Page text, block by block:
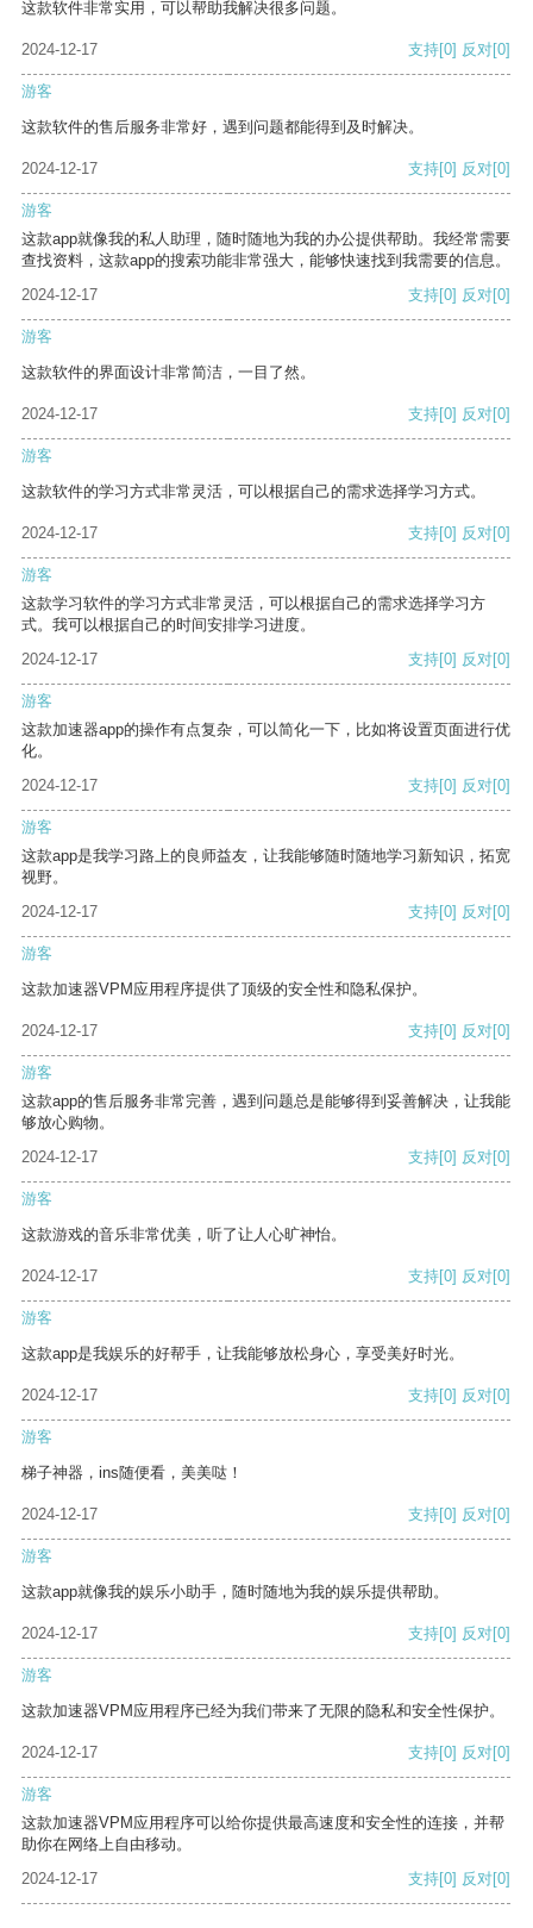
这款软件非常实用，可以帮助我解决很多问题。
2024-12-17 支持[0] 反对[0]
游客
这款软件的售后服务非常好，遇到问题都能得到及时解决。
2024-12-17 支持[0] 反对[0]
游客
这款app就像我的私人助理，随时随地为我的办公提供帮助。我经常需要
查找资料，这款app的搜索功能非常强大，能够快速找到我需要的信息。
2024-12-17
支持[0] 反对[0]
游客
这款软件的界面设计非常简洁，一目了然。
2024-12-17 支持[0] 反对[0]
游客
这款软件的学习方式非常灵活，可以根据自己的需求选择学习方式。
2024-12-17 支持[0] 反对[0]
游客
这款学习软件的学习方式非常灵活，可以根据自己的需求选择学习方
式。我可以根据自己的时间安排学习进度。
2024-12-17
支持[0] 反对[0]
游客
这款加速器app的操作有点复杂，可以简化一下，比如将设置页面进行优
化。
2024-12-17
支持[0] 反对[0]
游客
这款app是我学习路上的良师益友，让我能够随时随地学习新知识，拓宽
视野。
2024-12-17
支持[0] 反对[0]
游客
这款加速器VPM应用程序提供了顶级的安全性和隐私保护。
2024-12-17 支持[0] 反对[0]
游客
这款app的售后服务非常完善，遇到问题总是能够得到妥善解决，让我能
够放心购物。
2024-12-17
支持[0] 反对[0]
游客
这款游戏的音乐非常优美，听了让人心旷神怡。
2024-12-17 支持[0] 反对[0]
游客
这款app是我娱乐的好帮手，让我能够放松身心，享受美好时光。
2024-12-17 支持[0] 反对[0]
游客
梯子神器，ins随便看，美美哒！
2024-12-17 支持[0] 反对[0]
游客
这款app就像我的娱乐小助手，随时随地为我的娱乐提供帮助。
2024-12-17 支持[0] 反对[0]
游客
这款加速器VPM应用程序已经为我们带来了无限的隐私和安全性保护。
2024-12-17 支持[0] 反对[0]
游客
这款加速器VPM应用程序可以给你提供最高速度和安全性的连接，并帮
助你在网络上自由移动。
2024-12-17
支持[0] 反对[0]